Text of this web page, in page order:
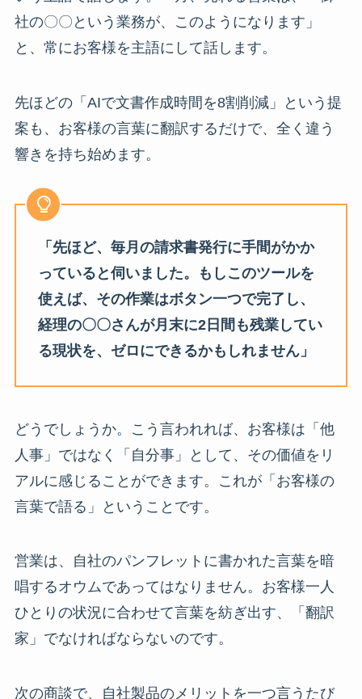
社の〇〇という業務が、このようになります」
と、常にお客様を主語にして話します。
先ほどの「AIで文書作成時間を8割削減」という提
案も、お客様の言葉に翻訳するだけで、全く違う
響きを持ち始めます。
「先ほど、毎月の請求書発行に手間がかか
っていると伺いました。もしこのツールを
使えば、その作業はボタン一つで完了し、
経理の〇〇さんが月末に2日間も残業してい
る現状を、ゼロにできるかもしれません」
どうでしょうか。こう言われれば、お客様は「他
人事」ではなく「自分事」として、その価値をリ
アルに感じることができます。これが「お客様の
言葉で語る」ということです。
営業は、自社のパンフレットに書かれた言葉を暗
唱するオウムであってはなりません。お客様一人
ひとりの状況に合わせて言葉を紡ぎ出す、「翻訳
家」でなければならないのです。
次の商談で、自社製品のメリットを一つ言うたび